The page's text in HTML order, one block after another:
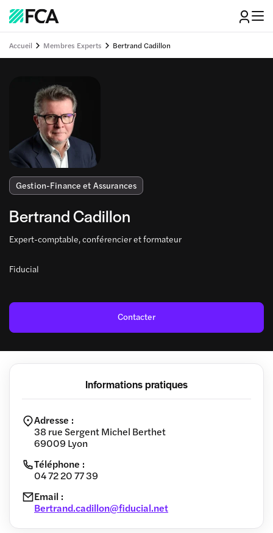
Accueil Membres Experts Bertrand Cadillon
Gestion-Finance et Assurances
Bertrand Cadillon
Expert-comptable, conférencier et formateur
Fiducial
Contacter
Informations pratiques
Adresse :
38 rue Sergent Michel Berthet
69009 Lyon
Téléphone :
04 72 20 77 39
Email :
Bertrand.cadillon@fiducial.net